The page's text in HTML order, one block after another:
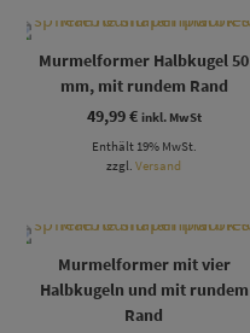
Murmelformer Halbkugel 50
mm, mit rundem Rand
49,99€ inkl. MwSt
Enthält 19% MwSt.
zzgl.Versand
Murmelformer mit vier
Halbkugeln und mit rundem
Rand